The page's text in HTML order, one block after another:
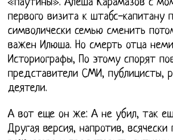
«паутины». Алеша Карамазов с
первого визита к штабс-капитану
символически семью сменить
важен Илюша. Но смерть отца
Историографы, По этому спорят
представители СМИ, публицисты,
деятели.
А вот еще он же: А не убил, так
Другая версия, напротив, всячески